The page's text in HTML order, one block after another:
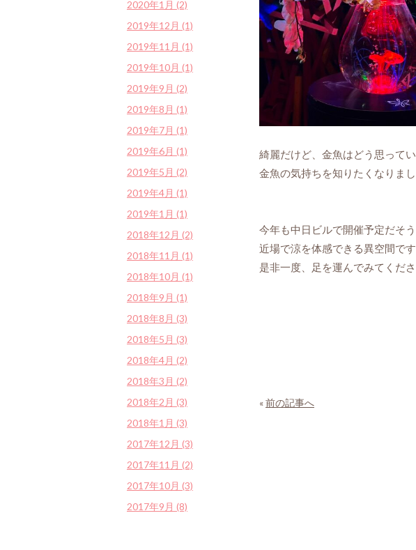
綺麗だけど、金魚はどう思って
金魚の気持ちを知りたくなりまし
今年も中日ビルで開催予定だそう
近場で涼を体感できる異空間です
是非一度、足を運んでみてくださ
院
«前の記事へ
2020年1月 (2)
2019年12月 (1)
2019年11月 (1)
2019年10月 (1)
2019年9月 (2)
2019年8月 (1)
2019年7月 (1)
2019年6月 (1)
2019年5月 (2)
2019年4月 (1)
2019年1月 (1)
2018年12月 (2)
2018年11月 (1)
2018年10月 (1)
2018年9月 (1)
2018年8月 (3)
2018年5月 (3)
2018年4月 (2)
2018年3月 (2)
2018年2月 (3)
2018年1月 (3)
2017年12月 (3)
2017年11月 (2)
2017年10月 (3)
2017年9月 (8)